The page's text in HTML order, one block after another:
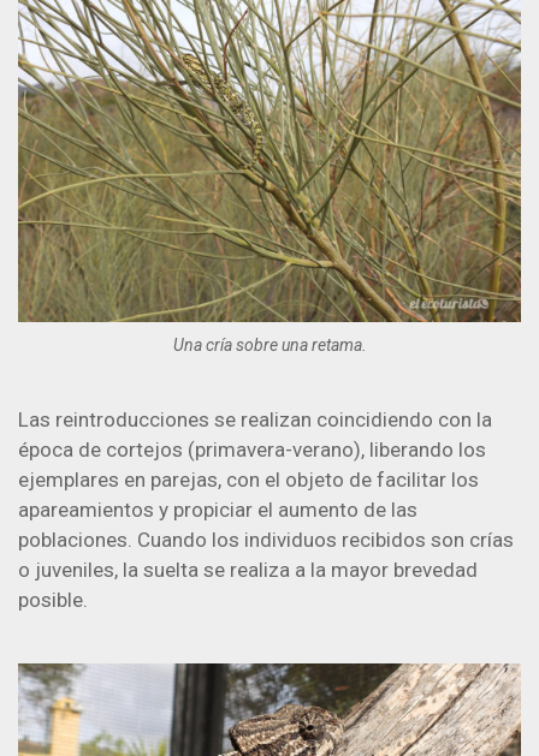
Una cría sobre una retama.
Las reintroducciones se realizan coincidiendo con la
época de cortejos (primavera-verano), liberando los
ejemplares en parejas, con el objeto de facilitar los
apareamientos y propiciar el aumento de las
poblaciones. Cuando los individuos recibidos son crías
o juveniles, la suelta se realiza a la mayor brevedad
posible.